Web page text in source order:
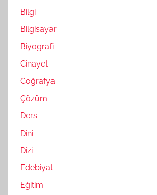
Bilgi
Bilgisayar
Biyografi
Cinayet
Coğrafya
Çözüm
Ders
Dini
Dizi
Edebiyat
Eğitim